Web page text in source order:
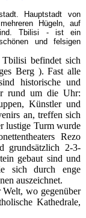
Hauptstadt von
Hügeln, auf
Tbilisi - ist ein
und felsigen
befindet sich
Berg ). Fast alle
historische und
rund um die Uhr:
Künstler und
an, treffen sich
lustige Turm wurde
Rezo
grundsätzlich 2-3-
gebaut sind und
sich durch enge
auszeichnet.
wo gegenüber
Kathedrale,